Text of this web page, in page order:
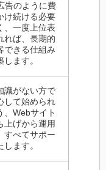
告のように費
け続ける必要
、一度上位表
れば、長期的
できる仕組み
します。
識がない方で
して始められ
、Webサイト
上げから運用
すべてサポー
します。